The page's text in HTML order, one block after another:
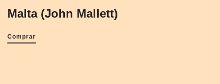
Malta (John Mallett)
Comprar